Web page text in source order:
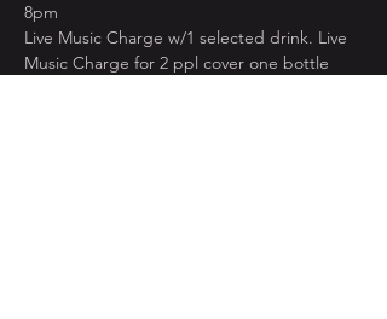
8pm
Live Music Charge w/1 selected drink. Live
Music Charge for 2 ppl cover one bottle